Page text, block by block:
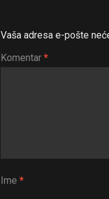
Vaša adresa e-pošte
Komentar *
Ime *